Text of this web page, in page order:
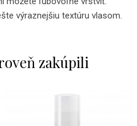
výraznejšiu textúru vlasom.
zakúpili